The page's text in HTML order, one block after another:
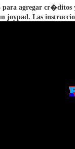
para agregar
joypad. Las